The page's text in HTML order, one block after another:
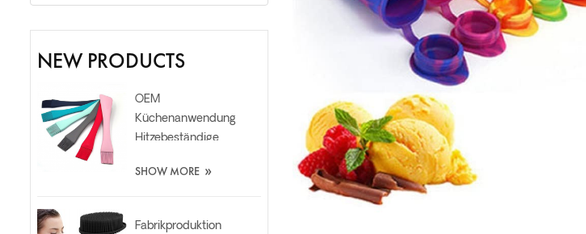
NEW PRODUCTS
OEM
Küchenanwendung
Hitzebeständige
Spatelbürste in
SHOW MORE »
Fabrikproduktion